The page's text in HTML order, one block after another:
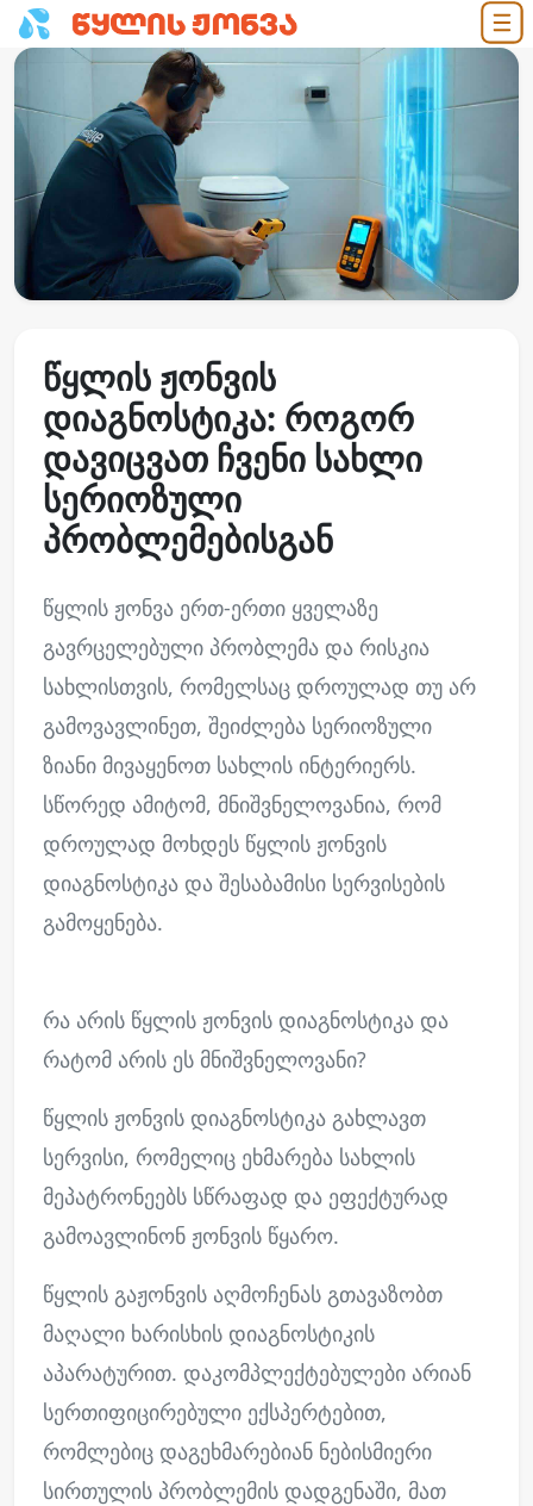
წყლის ჟონვის
დიაგნოსტიკა: როგორ
დავიცვათ ჩვენი სახლი
სერიოზული
პრობლემებისგან
წყლის ჟონვა ერთ-ერთი ყველაზე
გავრცელებული პრობლემა და რისკია
სახლისთვის, რომელსაც დროულად თუ არ
გამოვავლინეთ, შეიძლება სერიოზული
ზიანი მივაყენოთ სახლის ინტერიერს.
სწორედ ამიტომ, მნიშვნელოვანია, რომ
დროულად მოხდეს წყლის ჟონვის
დიაგნოსტიკა და შესაბამისი სერვისების
გამოყენება.
რა არის წყლის ჟონვის დიაგნოსტიკა და
რატომ არის ეს მნიშვნელოვანი?
წყლის ჟონვის დიაგნოსტიკა გახლავთ
სერვისი, რომელიც ეხმარება სახლის
მეპატრონეებს სწრაფად და ეფექტურად
გამოავლინონ ჟონვის წყარო.
წყლის გაჟონვის აღმოჩენას გთავაზობთ
მაღალი ხარისხის დიაგნოსტიკის
აპარატურით. დაკომპლექტებულები არიან
სერთიფიცირებული ექსპერტებით,
რომლებიც დაგეხმარებიან ნებისმიერი
სირთულის პრობლემის დადგენაში, მათ